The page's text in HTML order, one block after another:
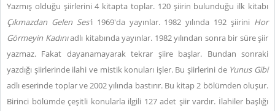
Yazmış olduğu şiirlerini 4 kitapta toplar. 120 şiirin bulunduğu ilk kitabı
Çıkmazdan Gelen Ses'i 1969'da yayınlar. 1982 yılında 192 şiirini Hor
Görmeyin Kadınıadlı kitabında yayınlar. 1982 yılından sonra bir süre şiir
yazmaz. Fakat dayanamayarak tekrar şiire başlar. Bundan sonraki
yazdığı şiirlerinde ilahi ve mistik konuları işler. Bu şiirlerini de Yunus Gibi
adlı eserinde toplar ve 2002 yılında bastırır. Bu kitap 2 bölümden oluşur.
Birinci bölümde çeşitli konularla ilgili 127 adet şiir vardır. İlahiler başlığı